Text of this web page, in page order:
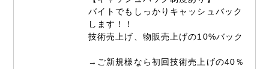
バイトでもしっかりキャッシュバック
します！！
技術売上げ、物販売上げの10%バック
→ご新規様なら初回技術売上げの40％